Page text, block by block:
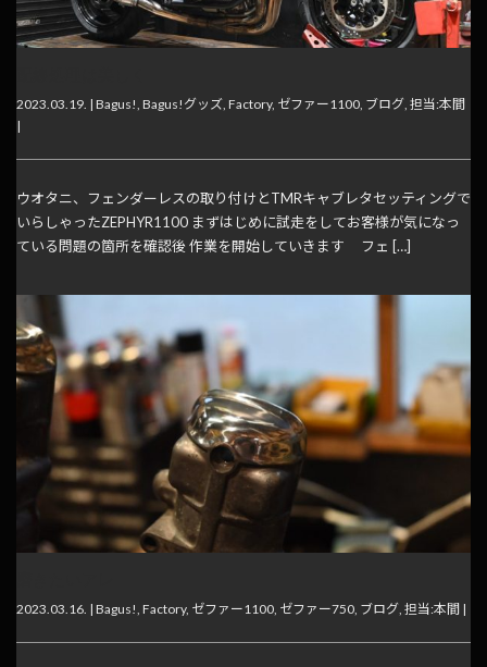
2023.03.19. | Bagus! Bagus!グッズ Factory, ゼファー1100 ブログ 担当:本間
|
ウオタニ、フェンダーレスの取り付けとTMRキャブレタセッティングで
いらしゃったZEPHYR1100 まずはじめに試走をしてお客様が気になっ
ている問題の箇所を確認後 作業を開始していきます フェ […]
2023.03.16. | Bagus! Factory, ゼファー1100 ゼファー750 ブログ 担当:本間 |